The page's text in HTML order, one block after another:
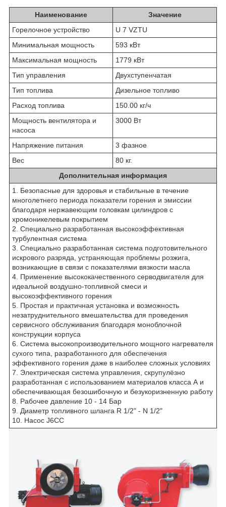
Наименование
Значение
Горелочное устройство
U 7 VZTU
Минимальная мощность
593 кВт
Максимальная мощность
1779 кВт
Тип управления
Двухступенчатая
Тип топлива
Дизельное топливо
Расход топлива
150.00 кг/ч
Мощность вентилятора и
насоса
3000 Вт
Напряжение питания
3 фазное
Вес
80 кг.
Дополнительная информация
1. Безопасные для здоровья и стабильные в течение
многолетнего периода показатели горения и эмиссии
благодаря нержавеющим головкам цилиндров с
хромоникелевым покрытием
2. Специально разработанная высокоэффективная
турбулентная система
3. Специально разработанная система подготовительного
искрового разряда, устраняющая проблемы розжига,
возникающие в связи с показателями вязкости масла
4. Применение высококачественного серводвигателя для
идеальной воздушно-топливной смеси и
высокоэффективного горения
5. Простая и практичная установка и возможность
незатруднительного вмешательства для проведения
сервисного обслуживания благодаря моноблочной
конструкции корпуса
6. Система высокопроизводительного мощного нагревателя
сухого типа, разработанного для обеспечения
эффективного горения даже в наиболее сложных условиях
7. Электрическая система управления, скрупулёзно
разработанная с использованием материалов класса А и
обеспечивающая безошибочную и безукоризненную работу
8. Рабочее давление 10 - 14 Бар
9. Диаметр топливного шланга R 1/2" - N 1/2"
10. Насос J6CC